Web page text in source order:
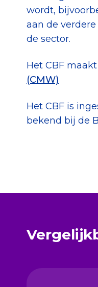
wordt,
aan de
de sector.
Het CBF
(CMW)
Het CBF is
bekend bij de